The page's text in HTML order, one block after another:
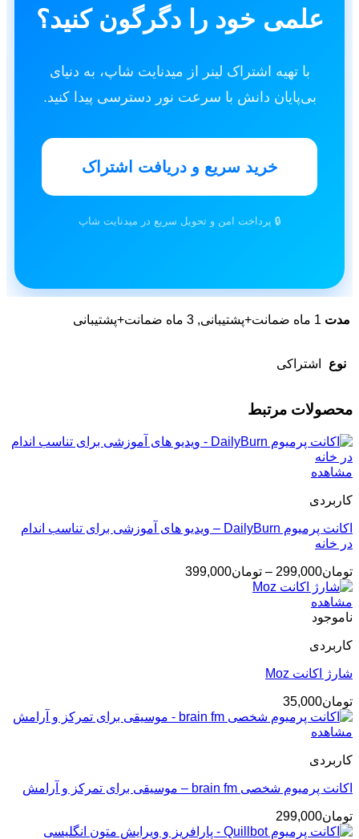
علمی خود را دگرگون کنید؟
با تهیه اشتراک لینر از میدنایت شاپ، به دنیای
بی‌پایان دانش با سرعت نور دسترسی پیدا کنید.
خرید سریع و دریافت اشتراک
🔒 پرداخت امن و تحویل سریع در میدنایت شاپ
مدت 1 ماه ضمانت+پشتیبانی, 3 ماه ضمانت+پشتیبانی
نوع اشتراکی
محصولات مرتبط
مشاهده
کاربردی
اکانت پرمیوم DailyBurn – ویدیو های آموزشی برای تناسب اندام
در خانه
تومان299,000
– تومان399,000محدوده
مشاهده
ناموجود
کاربردی
شارژ اکانت Moz
تومان35,000
مشاهده
کاربردی
اکانت پرمیوم شخصی brain fm – موسیقی برای تمرکز و آرامش
تومان299,000